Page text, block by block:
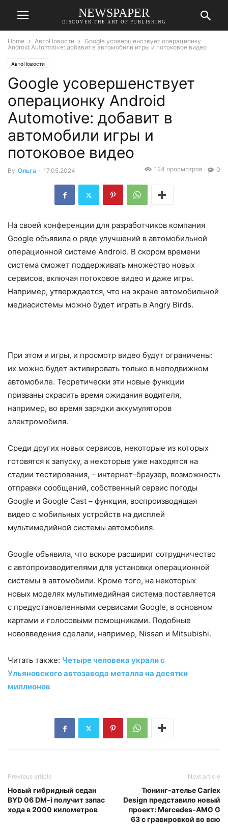
NEWSPAPER
DISCOVER THE ART OF PUBLISHING
Home АвтоНовости
Google усовершенствует операционку
Android Automotive: добавит в автомобили игры и потоковое видео
АвтоНовости
Google усовершенствует
операционку Android
Automotive: добавит в
автомобили игры и
потоковое видео
By Ольга - 17.05.2024 0
124 просмотров
На своей конференции для разработчиков компания
Google объявила о ряде улучшений в автомобильной
операционной системе Android. В скором времени
система сможет поддерживать множество новых
сервисов, включая потоковое видео и даже игры.
Например, утверждается, что на экране автомобильной
медиасистемы можно будет играть в Angry Birds.
При этом и игры, и просмотр видео будут ограничены:
их можно будет активировать только в неподвижном
автомобиле. Теоретически эти новые функции
призваны скрасить время ожидания водителя,
например, во время зарядки аккумуляторов
электромобиля.
Среди других новых сервисов, некоторые из которых
готовятся к запуску, а некоторые уже находятся на
стадии тестирования, – интернет-браузер, возможность
отправки сообщений, собственный сервис погоды
Google и Google Cast – функция, воспроизводящая
видео с мобильных устройств на дисплей
мультимедийной системы автомобиля.
Google объявила, что вскоре расширит сотрудничество
с автопроизводителями для установки операционной
системы в автомобили. Кроме того, на некоторых
новых моделях мультимедийная система поставляется
с предустановленными сервисами Google, в основном
картами и голосовыми помощниками. Подобные
нововведения сделали, например, Nissan и Mitsubishi.
Читать также: Четыре человека украли с
Ульяновского автозавода металла на десятки
миллионов
Previous article
Новый гибридный седан
BYD 06 DM-i получит запас
хода в 2000 километров
Next article
Тюнинг-ателье Carlex
Design представило новый
проект: Mercedes-AMG G
63 с гравировкой во всю